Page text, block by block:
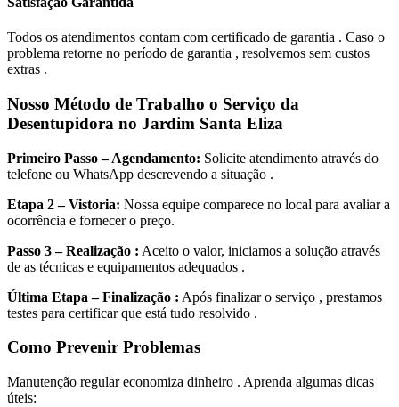
Todos os atendimentos contam com certificado de garantia . Caso o
problema retorne no período de garantia , resolvemos sem custos
extras .
Nosso Método de Trabalho o Serviço da
Desentupidora no Jardim Santa Eliza
Primeiro Passo – Agendamento: Solicite atendimento através do
telefone ou WhatsApp descrevendo a situação .
Etapa 2 – Vistoria: Nossa equipe comparece no local para avaliar a
ocorrência e fornecer o preço.
Passo 3 – Realização : Aceito o valor, iniciamos a solução através
de as técnicas e equipamentos adequados .
Última Etapa – Finalização : Após finalizar o serviço , prestamos
testes para certificar que está tudo resolvido .
Como Prevenir Problemas
Manutenção regular economiza dinheiro . Aprenda algumas dicas
úteis: